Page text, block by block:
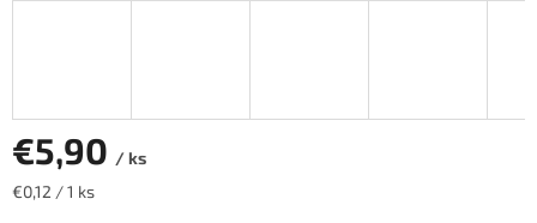
€5,90 / ks
Jednotková
€0,12 / 1 ks